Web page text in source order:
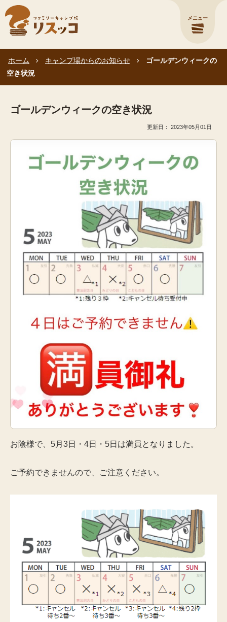
メニュー
ホーム キャンプ場からのお知らせ
ゴールデンウィークの
空き状況
ゴールデンウィークの空き状況
2023年05月01日
お陰様で、5月3日・4日・5日は満員となりました。
ご予約できませんので、ご注意ください。